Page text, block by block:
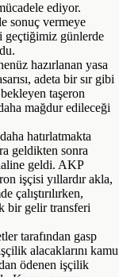
ediyor.
sonuç vermeye
geçtiğimiz günlerde
hazırlanan yasa
adeta bir sır gibi
taşeron
mağdur edileceği
hatırlatmakta
geldikten sonra
geldi. AKP
işçisi yıllardır akla,
çalıştırılırken,
bir gelir transferi
tarafından gasp
alacaklarını kamu
ödenen işçilik